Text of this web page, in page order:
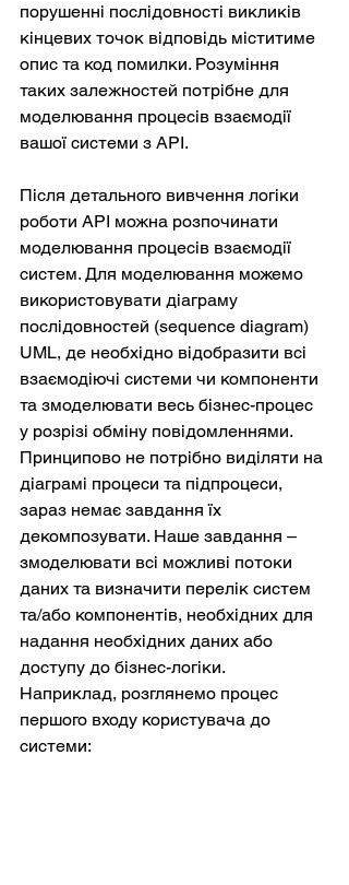
порушенні послідовності викликів
кінцевих точок відповідь міститиме
опис та код помилки. Розуміння
таких залежностей потрібне для
моделювання процесів взаємодії
вашої системи з API.
Після детального вивчення логіки
роботи API можна розпочинати
моделювання процесів взаємодії
систем. Для моделювання можемо
використовувати діаграму
послідовностей (sequence diagram)
UML, де необхідно відобразити всі
взаємодіючі системи чи компоненти
та змоделювати весь бізнес-процес
у розрізі обміну повідомленнями.
Принципово не потрібно виділяти на
діаграмі процеси та підпроцеси,
зараз немає завдання їх
декомпозувати. Наше завдання –
змоделювати всі можливі потоки
даних та визначити перелік систем
та/або компонентів, необхідних для
надання необхідних даних або
доступу до бізнес-логіки.
Наприклад, розглянемо процес
першого входу користувача до
системи: